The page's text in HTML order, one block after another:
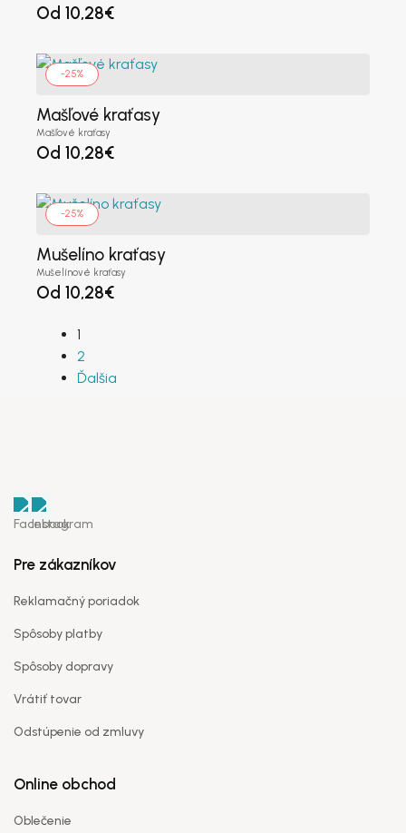
Od 10,28€
-25%
Mašľové kraťasy
Mašľové kraťasy
Od 10,28€
-25%
Mušelíno kraťasy
Mušelínové kraťasy
Od 10,28€
1
2
Ďalšia
Pre zákazníkov
Reklamačný poriadok
Spôsoby platby
Spôsoby dopravy
Vrátiť tovar
Odstúpenie od zmluvy
Online obchod
Oblečenie